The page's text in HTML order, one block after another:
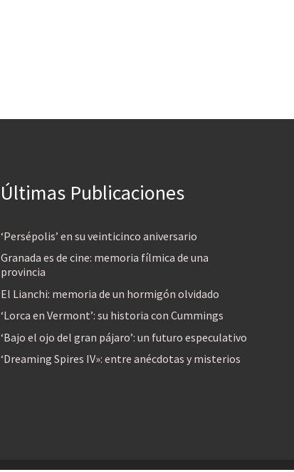
Últimas Publicaciones
‘Persépolis’ en su veinticinco aniversario
Granada es de cine: memoria fílmica de una
provincia
El Lianchi: memoria de un hormigón olvidado
‘Lorca en Vermont’: su historia con Cummings
‘Bajo el ojo del gran pájaro’: un futuro especulativo
‘Dreaming Spires IV»: entre anécdotas y misterios